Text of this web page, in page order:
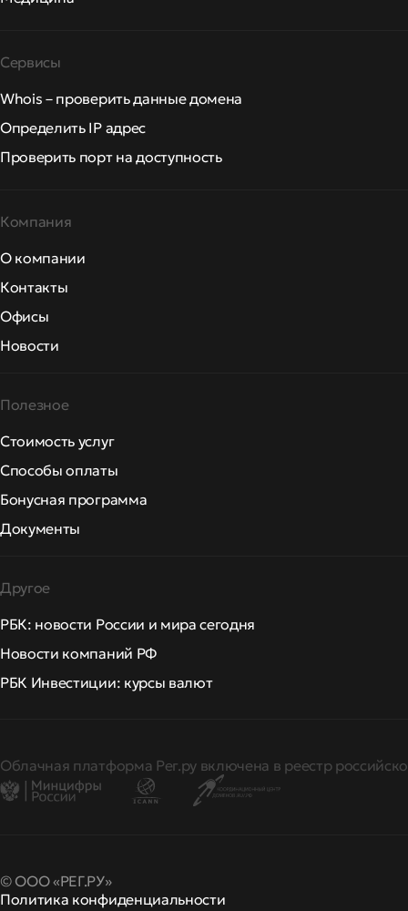
Сервисы
Whois – проверить данные домена
Определить IP адрес
Проверить порт на доступность
Компания
О компании
Контакты
Офисы
Новости
Полезное
Стоимость услуг
Способы оплаты
Бонусная программа
Документы
Другое
РБК: новости России и мира сегодня
Новости компаний РФ
РБК Инвестиции: курсы валют
Облачная платформа Рег.ру включена в реестр
© ООО «РЕГ.РУ»
Политика конфиденциальности